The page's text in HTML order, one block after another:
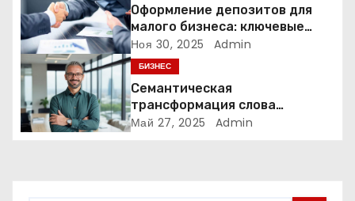
п
и
с
я
Оформление депозитов для
малого бизнеса: ключевые
аспекты и преимущества
Ноя 30, 2025 Admin
БИЗНЕС
Семантическая
трансформация слова
«олигарх» в исследовании
Май 27, 2025 Admin